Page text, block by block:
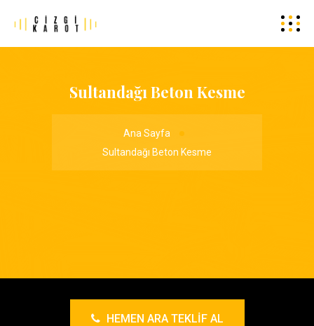
Sultandağı Beton Kesme
Ana Sayfa
Sultandağı Beton Kesme
HEMEN ARA TEKLIF AL